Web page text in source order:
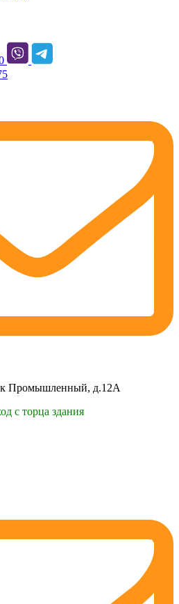
Промышленный, д.12А
с торца здания